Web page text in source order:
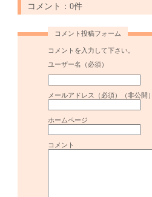
コメント：0件
コメント投稿フォーム
コメントを入力して下さい。
ユーザー名（必須）
メールアドレス（必須）（非公開）
ホームページ
コメント